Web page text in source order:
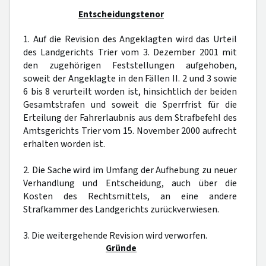
Entscheidungstenor
1. Auf die Revision des Angeklagten wird das Urteil
des Landgerichts Trier vom 3. Dezember 2001 mit
den zugehörigen Feststellungen aufgehoben,
soweit der Angeklagte in den Fällen II. 2 und 3 sowie
6 bis 8 verurteilt worden ist, hinsichtlich der beiden
Gesamtstrafen und soweit die Sperrfrist für die
Erteilung der Fahrerlaubnis aus dem Strafbefehl des
Amtsgerichts Trier vom 15. November 2000 aufrecht
erhalten worden ist.
2. Die Sache wird im Umfang der Aufhebung zu neuer
Verhandlung und Entscheidung, auch über die
Kosten des Rechtsmittels, an eine andere
Strafkammer des Landgerichts zurückverwiesen.
3. Die weitergehende Revision wird verworfen.
Gründe